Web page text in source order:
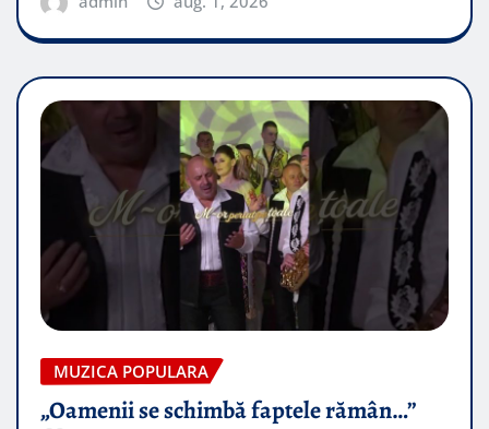
MUZICA POPULARA
„Oamenii se schimbă faptele rămân…”